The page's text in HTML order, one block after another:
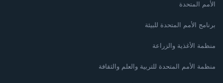
الأمم المتحدة
برنامج الأمم المتحدة للبيئة
منظمة الأغذية والزراعة
منظمة الأمم المتحدة للتربية والعلم والثقافة